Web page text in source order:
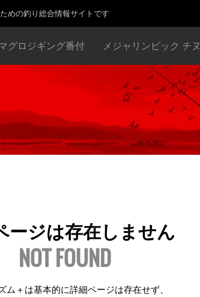
めの釣り総合情報サイトです
グロジギング番付 メジャリンピック チヌ
ージは存在しません
NOT FOUND
ム＋は基本的に詳細ページは存在せず、